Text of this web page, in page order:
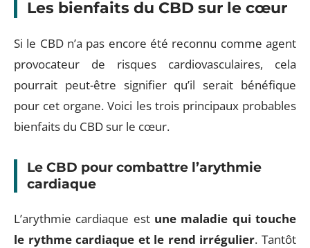
Les bienfaits du CBD sur le cœur
Si le CBD n’a pas encore été reconnu comme agent
provocateur de risques cardiovasculaires, cela
pourrait peut-être signifier qu’il serait bénéfique
pour cet organe. Voici les trois principaux probables
bienfaits du CBD sur le cœur.
Le CBD pour combattre l’arythmie
cardiaque
L’arythmie cardiaque est une maladie qui touche
le rythme cardiaque et le rend irrégulier. Tantôt